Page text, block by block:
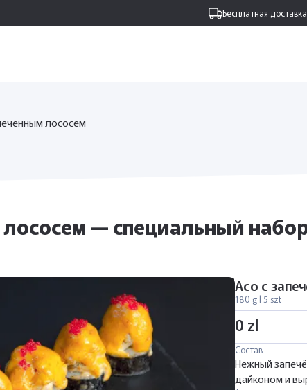
Бесплатная
лососем
— специальный
Асо с
180 g | 5 szt
0 zl
Состав
Нежный
дайконом и